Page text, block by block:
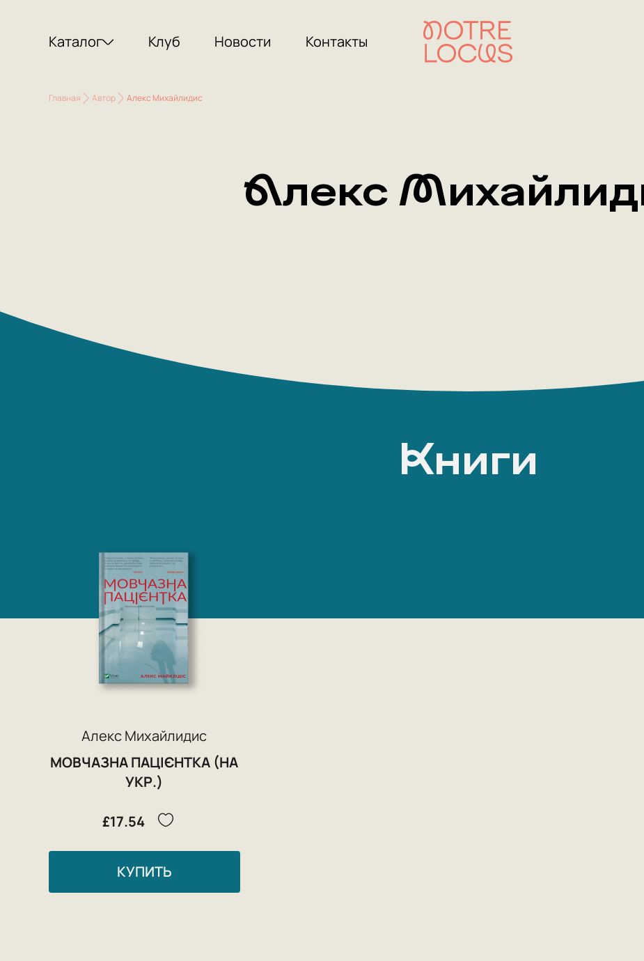
Каталог Клуб Новости Контакты
Главная Автор Алекс Михайлидис
Алекс
Книги
Алекс Михайлидис
МОВЧАЗНА ПАЦІЄНТКА (НА
УКР.)
£17.54
КУПИТЬ